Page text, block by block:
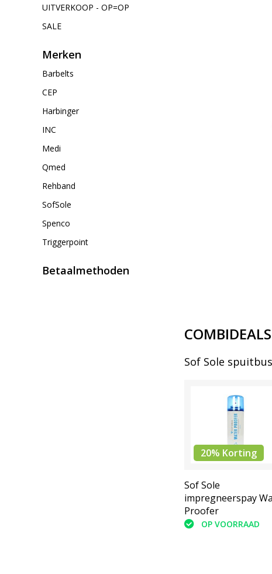
UITVERKOOP - OP=OP
SALE
Merken
Barbelts
CEP
Harbinger
INC
Medi
Qmed
Rehband
SofSole
Spenco
Triggerpoint
Betaalmethoden
COMBIDEALS
Sof Sole
20% Korting
Sof Sole
impregneerspay
Proofer
OP VOORRAAD